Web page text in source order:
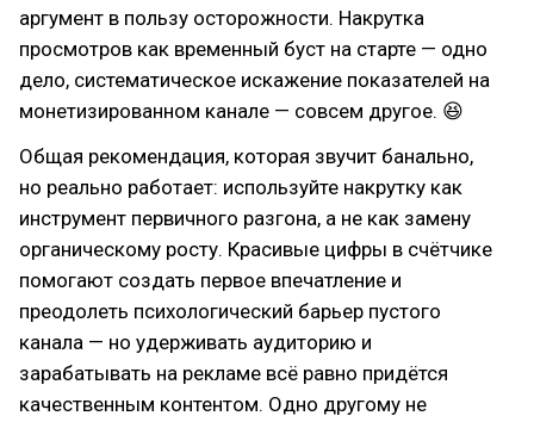
аргумент в пользу осторожности. Накрутка
просмотров как временный буст на старте — одно
дело, систематическое искажение показателей на
монетизированном канале — совсем другое. 😆
Общая рекомендация, которая звучит банально,
но реально работает: используйте накрутку как
инструмент первичного разгона, а не как замену
органическому росту. Красивые цифры в счётчике
помогают создать первое впечатление и
преодолеть психологический барьер пустого
канала — но удерживать аудиторию и
зарабатывать на рекламе всё равно придётся
качественным контентом. Одно другому не